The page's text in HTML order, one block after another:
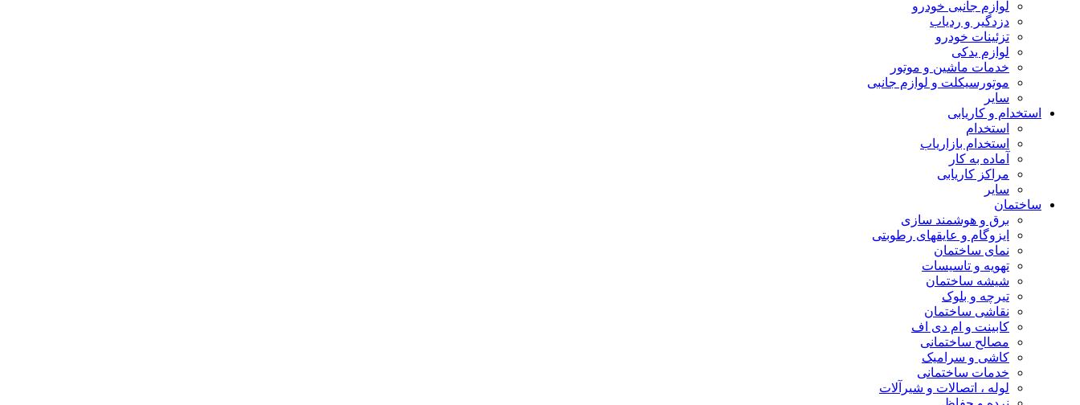
لوازم جانبی خودرو
دزدگیر و ردیاب
تزئینات خودرو
لوازم یدکی
خدمات ماشین و موتور
موتورسیکلت و لوازم جانبی
سایر
استخدام و کاریابی
استخدام
استخدام بازاریاب
آماده به کار
مراکز کاریابی
سایر
ساختمان
برق و هوشمند سازی
ایزوگام و عایقهای رطوبتی
نمای ساختمان
تهویه و تاسیسات
شیشه ساختمان
تیرچه و بلوک
نقاشی ساختمان
کابینت و ام دی اف
مصالح ساختمانی
کاشی و سرامیک
خدمات ساختمانی
لوله ، اتصالات و شیرآلات